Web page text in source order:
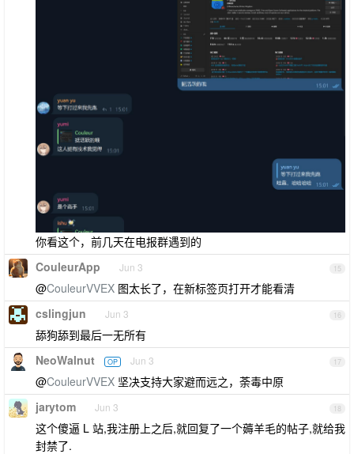
你看这个，前几天在电报群遇到的
15
CouleurApp Jun 3
@CouleurVVEX 图太长了，在新标签页打开才能看清
16
cslingjun Jun 3
舔狗舔到最后一无所有
17
NeoWalnut OP Jun 3
@CouleurVVEX 坚决支持大家避而远之，荼毒中原
18
jarytom Jun 3
这个傻逼 L 站,我注册上之后,就回复了一个薅羊毛的帖子,就给我
封禁了.